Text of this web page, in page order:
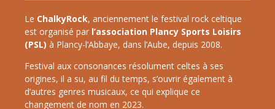
Le ChalkyRock, anciennement le festival rock celtique
est organisé par l’association Plancy Sports Loisirs
(PSL) à Plancy-l’Abbaye, dans l’Aube, depuis 2008.
Festival aux consonances résolument celtes à ses
origines, il a su, au fil du temps, s’ouvrir également à
d’autres genres musicaux, ce qui explique ce
changement de nom en 2023.